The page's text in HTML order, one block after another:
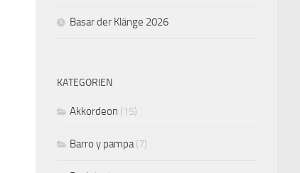
Basar der Klänge 2026
KATEGORIEN
Akkordeon (15)
Barro y pampa (7)